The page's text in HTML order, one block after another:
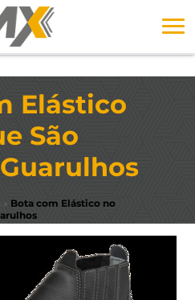
Elástico
São
» Bota com Elástico no